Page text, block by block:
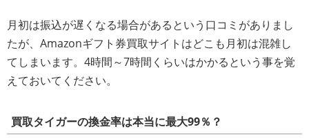
月初は振込が遅くなる場合があるという口コミがありまし
たが、Amazonギフト券買取サイトはどこも月初は混雑し
てしまいます。4時間～7時間くらいはかかるという事を覚
えておいてください。
買取タイガーの換金率は本当に最大99％？